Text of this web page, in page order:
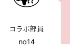
コラボ部員
no14